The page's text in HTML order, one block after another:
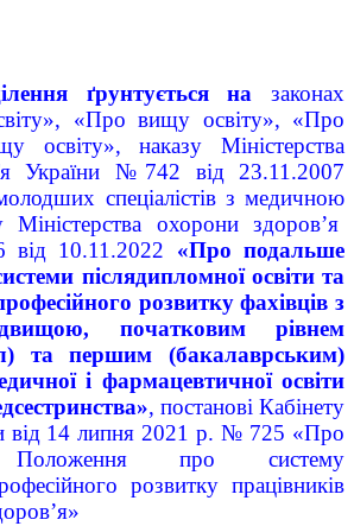
ґрунтується на законах
«Про вищу освіту», «Про
освіту», наказу Міністерства
України №742 від 23.11.2007
спеціалістів з медичною
Міністерства охорони здоров’я
10.11.2022 «Про подальше
післядипломної освіти та
розвитку фахівців з
початковим рівнем
та першим (бакалаврським)
і фармацевтичної освіти
, постанові Кабінету
від 14 липня 2021 р. № 725 «Про
Положення про систему
розвитку працівників